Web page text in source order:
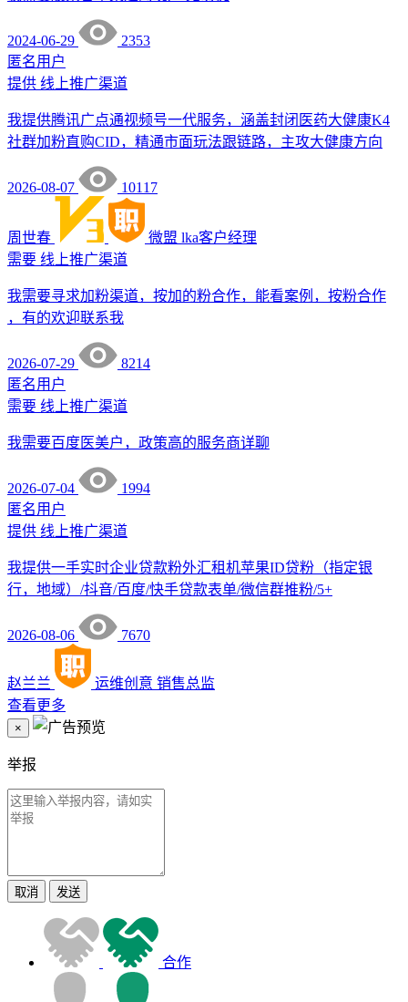
2024-06-29
2353
匿名用户
提供 线上推广渠道
我提供腾讯广点通视频号一代服务，涵盖封闭医药大健康K4
社群加粉直购CID，精通市面玩法跟链路，主攻大健康方向
2026-08-07 10117
周世春 微盟 lka客户经理
需要 线上推广渠道
我需要寻求加粉渠道，按加的粉合作，能看案例，按粉合作
，有的欢迎联系我
2026-07-29
8214
匿名用户
需要 线上推广渠道
我需要百度医美户，政策高的服务商详聊
2026-07-04
1994
匿名用户
提供 线上推广渠道
我提供一手实时企业贷款粉外汇租机苹果ID贷粉（指定银
行，地域）/抖音/百度/快手贷款表单/微信群推粉/5+
2026-08-06 7670
赵兰兰 运维创意 销售总监
查看更多
×
举报
取消 发送
合作